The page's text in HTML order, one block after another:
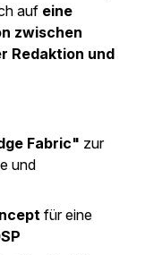
auf eine
zwischen
Redaktion und
Fabric" zur
und
für eine